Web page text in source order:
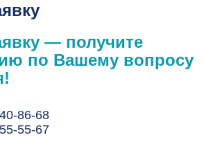
— получите
по Вашему вопросу
86-68
55-67